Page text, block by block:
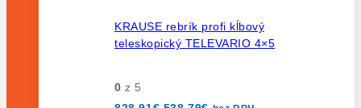
KRAUSE rebrík profi kĺbový
teleskopický TELEVARIO 4×5
0 z 5
PôvodnáAktuálna